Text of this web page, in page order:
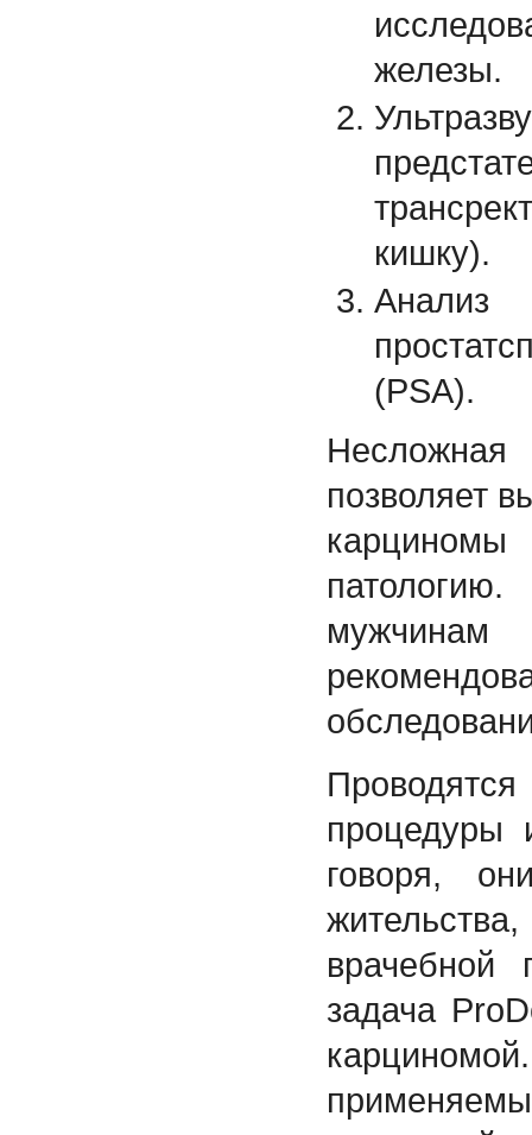
железы.
кишку).
(PSA).
позволяет
говоря,
врачебной
задача